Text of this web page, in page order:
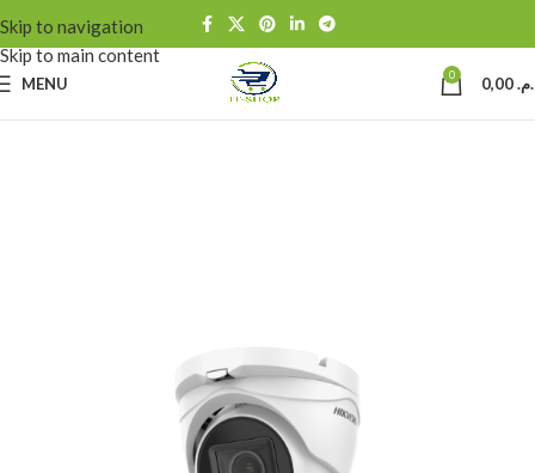
Skip to navigation
Skip to main content
MENU 0